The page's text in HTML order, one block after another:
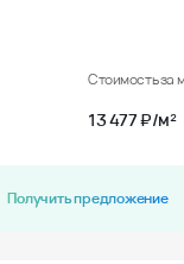
Стоимость за
13 477 ₽/м²
Получить предложение